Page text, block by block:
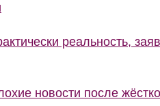
реальность,
новости после